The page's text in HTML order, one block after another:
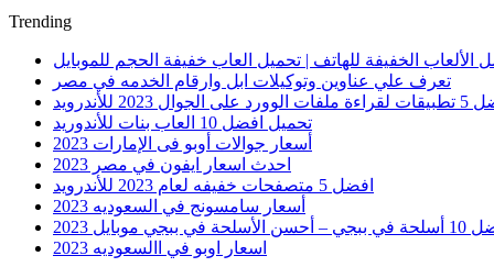
Trending
الألعاب الخفيفة للهاتف | تحميل العاب خفيفة الحجم للموبايل
تعرف علي عناوين وتوكيلات ابل وارقام الخدمه في مصر
على الجوال 2023 للأندرويد
تحميل افضل 10 العاب بنات للأندوريد
أسعار جوالات أوبو فى الإمارات 2023
احدث اسعار ايفون في مصر 2023
افضل 5 متصفحات خفيفه لعام 2023 للأندرويد
أسعار سامسونج في السعوديه 2023
الأسلحة في ببجي موبايل 2023
اسعار اوبو في االسعوديه 2023